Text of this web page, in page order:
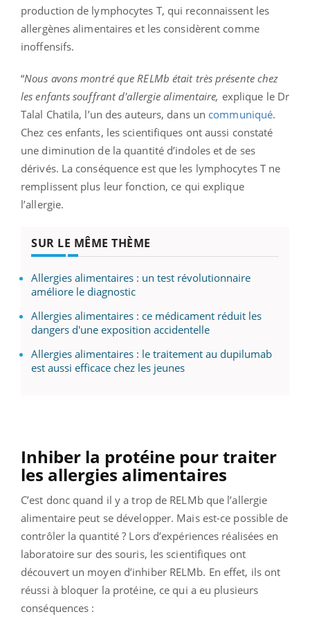
production de lymphocytes T, qui reconnaissent les
allergènes alimentaires et les considèrent comme
inoffensifs.
“Nous avons montré que RELMb était très présente chez
les enfants souffrant d'allergie alimentaire, explique le Dr
Talal Chatila, l’un des auteurs, dans un communiqué.
Chez ces enfants, les scientifiques ont aussi constaté
une diminution de la quantité d’indoles et de ses
dérivés. La conséquence est que les lymphocytes T ne
remplissent plus leur fonction, ce qui explique
l’allergie.
SUR LE MÊME THÈME
Allergies alimentaires : un test révolutionnaire
améliore le diagnostic
Allergies alimentaires : ce médicament réduit les
dangers d'une exposition accidentelle
Allergies alimentaires : le traitement au dupilumab
est aussi efficace chez les jeunes
Inhiber la protéine pour traiter
les allergies alimentaires
C’est donc quand il y a trop de RELMb que l’allergie
alimentaire peut se développer. Mais est-ce possible de
contrôler la quantité ? Lors d’expériences réalisées en
laboratoire sur des souris, les scientifiques ont
découvert un moyen d’inhiber RELMb. En effet, ils ont
réussi à bloquer la protéine, ce qui a eu plusieurs
conséquences :